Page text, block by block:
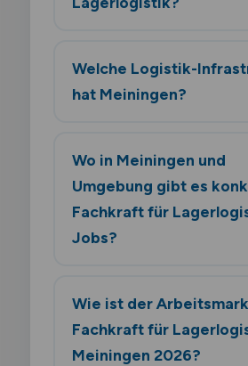
Welche Logistik-
hat Meiningen?
Wo in Meiningen und
Umgebung gibt es
Fachkraft für
Jobs?
Wie ist der
Fachkraft für
Meiningen 2026?